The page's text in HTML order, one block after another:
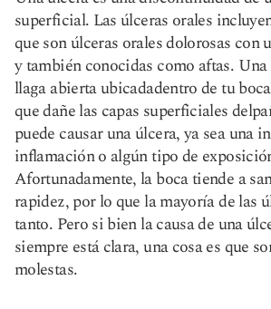
superficial. Las úlceras orales
que son úlceras orales dolorosas con
y también conocidas como aftas.
llaga abierta ubicadadentro de tu boca
que dañe las capas superficiales del
puede causar una úlcera, ya sea una
inflamación o algún tipo de
Afortunadamente, la boca tiende a
rapidez, por lo que la mayoría de las
tanto. Pero si bien la causa de una
siempre está clara, una cosa es que
molestas.